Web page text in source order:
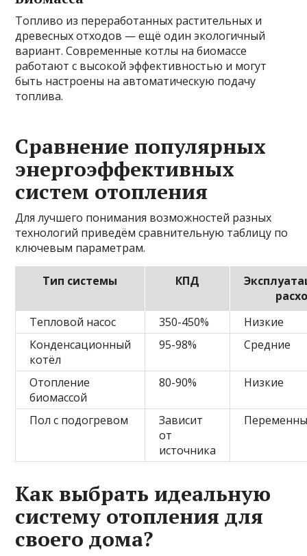
Топливо из переработанных растительных и
древесных отходов — ещё один экологичный
вариант. Современные котлы на биомассе
работают с высокой эффективностью и могут
быть настроены на автоматическую подачу
топлива.
Сравнение популярных
энергоэффективных
систем отопления
Для лучшего понимания возможностей разных
технологий приведём сравнительную таблицу по
ключевым параметрам.
Тип системы КПД
Тепловой насос
350-450%
Низкие
Конденсационный
котёл
95-98% Средние
Отопление
биомассой
80-90% Низкие
Пол с подогревом
Зависит
от
источника
Как выбрать идеальную
систему отопления для
своего дома?